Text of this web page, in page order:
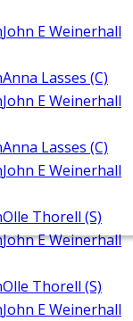
John E Weinerhall
Anna Lasses (C)
John E Weinerhall
Anna Lasses (C)
John E Weinerhall
Olle Thorell (S)
John E Weinerhall
Olle Thorell (S)
John E Weinerhall